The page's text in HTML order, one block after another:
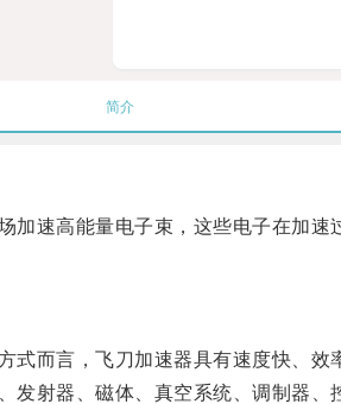
简介
速高能量电子束，这些电子在加速
而言，飞刀加速器具有速度快、效
射器、磁体、真空系统、调制器、